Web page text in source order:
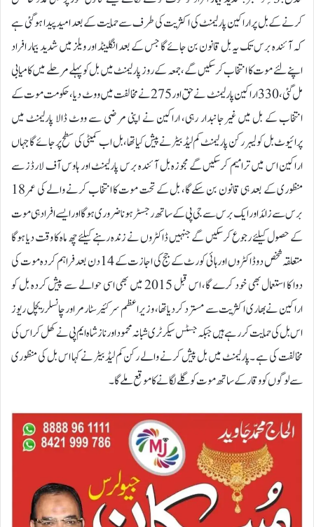
کرنے کے بل پر اراکین پارلیمنٹ کی اکثریت کی طرف سے حمایت کے بعد امید پیدا ہو گئی ہے
کہ آئندہ برس تک یہ بل قانون بن جائے گا جس کے بعد انگلینڈ اور ویلز میں شدید بیمار افراد
اپنے لئے موت کا انتخاب کرسکیں گے، جمعہ کے روز پارلیمنٹ میں بل کو پہلے مرحلے میں کامیابی
مل گئی، 330 اراکین پارلیمنٹ نے حق اور 275 نے مخالفت میں ووٹ دیا، حکومت موت کے
انتخاب کے بل میں غیرجانبدار رہی، اراکین نے اپنی مرضی سے ووٹ ڈالا پارلیمنٹ میں
پرائیوٹ بل کو لیبر رکن پارلیمنٹ کم لیڈ بیٹر نے پیش کیا تھا، بل اب کمیٹی کی سطح پر جائے گا جہاں
اراکین اس میں ترامیم کرسکیں گے مجوزہ بل آئندہ برس پارلیمنٹ اور ہاوس آف لارڈز سے
منظوری کے بعد ہی قانون بن سکے گا، بل کے تحت موت کا انتخاب کرنے والے کی عمر 18
برس سے زائد اور ایک برس سے جی پی کے ساتھ رجسٹر ہونا ضروری ہوگا اور ایسے افراد ہی موت
کے حصول کیلئے رجوع کرسکیں گے جنہیں ڈاکٹروں نے زندہ رہنے کیلئے چھ ماہ کا وقت دیا ہوگا
متعلقہ شخص دو ڈاکٹروں اور ہائی کورٹ کے جج کی اجازت کے 14 دن بعد فراہم کردہ موت کی
دوا کا استعمال بھی خود کرے گا، اس قبل 2015 میں بھی اسی حوالے سے پیش کردہ بل کو
اراکین نے بھاری اکثریت سے مسترد کردیا تھا، وزیر اعظم سر کئیرسٹارمر اور چانسلر ریچل ریوز
اس بل کی حمایت کررہے ہیں جبکہ جسٹس سیکرٹری شبانہ محمود اور ناز شاہ ایم پی نے کھل کر اس کی
مخالفت کی ہے ۔پارلیمنٹ میں بل پیش کرنے والے رکن کم لیڈ بیٹر نے کہا اس بل کی منظوری
سے لوگوں کو وقار کے ساتھ موت کو گلے لگانے کا موقع ملے گا۔